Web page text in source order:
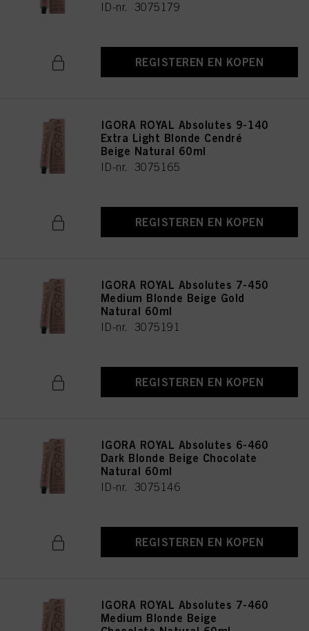
ID-nr. 3075179
REGISTEREN EN KOPEN
IGORA ROYAL Absolutes 9-140
Extra Light Blonde Cendré
Beige Natural 60ml
ID-nr. 3075165
REGISTEREN EN KOPEN
IGORA ROYAL Absolutes 7-450
Medium Blonde Beige Gold
Natural 60ml
ID-nr. 3075191
REGISTEREN EN KOPEN
IGORA ROYAL Absolutes 6-460
Dark Blonde Beige Chocolate
Natural 60ml
ID-nr. 3075146
REGISTEREN EN KOPEN
IGORA ROYAL Absolutes 7-460
Medium Blonde Beige